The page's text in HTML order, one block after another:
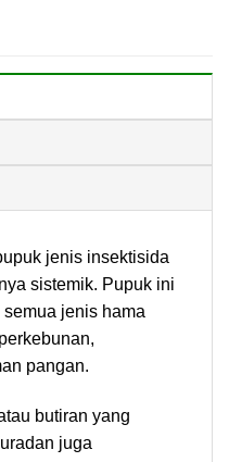
jenis insektisida
sistemik. Pupuk ini
jenis hama
pangan.
butiran yang
juga